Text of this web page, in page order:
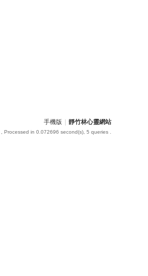
手機版 靜竹林心靈網站
, Processed in 0.072696 second(s), 5 queries .